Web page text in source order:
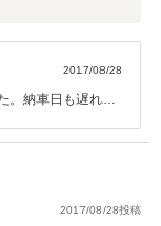
2017/08/28
。納車日も遅れて
お付き合い宜しく
2017/08/28投稿